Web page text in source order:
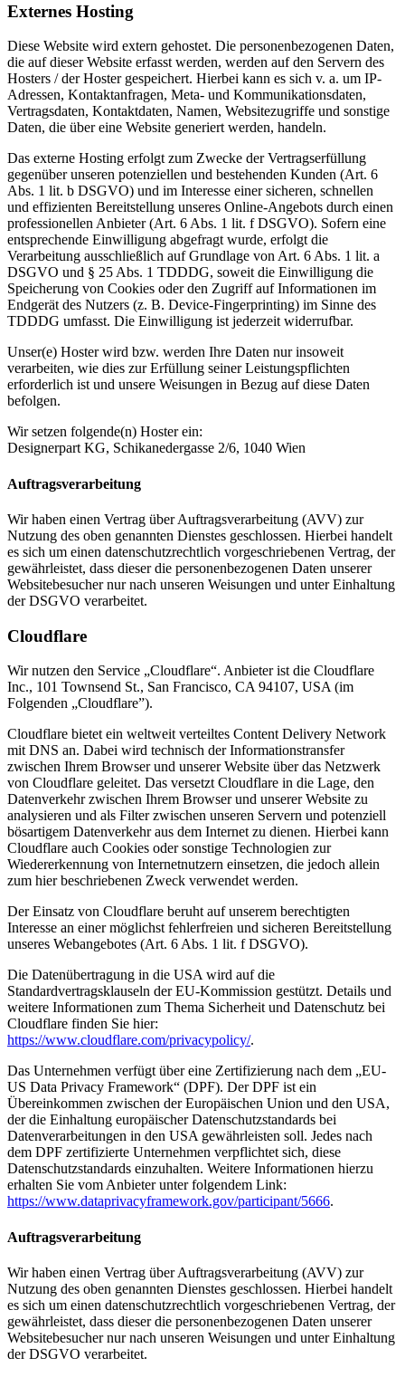
Externes Hosting
Diese Website wird extern gehostet. Die personenbezogenen Daten,
die auf dieser Website erfasst werden, werden auf den Servern des
Hosters / der Hoster gespeichert. Hierbei kann es sich v. a. um IP-
Adressen, Kontaktanfragen, Meta- und Kommunikationsdaten,
Vertragsdaten, Kontaktdaten, Namen, Websitezugriffe und sonstige
Daten, die über eine Website generiert werden, handeln.
Das externe Hosting erfolgt zum Zwecke der Vertragserfüllung
gegenüber unseren potenziellen und bestehenden Kunden (Art. 6
Abs. 1 lit. b DSGVO) und im Interesse einer sicheren, schnellen
und effizienten Bereitstellung unseres Online-Angebots durch einen
professionellen Anbieter (Art. 6 Abs. 1 lit. f DSGVO). Sofern eine
entsprechende Einwilligung abgefragt wurde, erfolgt die
Verarbeitung ausschließlich auf Grundlage von Art. 6 Abs. 1 lit. a
DSGVO und § 25 Abs. 1 TDDDG, soweit die Einwilligung die
Speicherung von Cookies oder den Zugriff auf Informationen im
Endgerät des Nutzers (z. B. Device-Fingerprinting) im Sinne des
TDDDG umfasst. Die Einwilligung ist jederzeit widerrufbar.
Unser(e) Hoster wird bzw. werden Ihre Daten nur insoweit
verarbeiten, wie dies zur Erfüllung seiner Leistungspflichten
erforderlich ist und unsere Weisungen in Bezug auf diese Daten
befolgen.
Wir setzen folgende(n) Hoster ein:
Designerpart KG, Schikanedergasse 2/6, 1040 Wien
Auftragsverarbeitung
Wir haben einen Vertrag über Auftragsverarbeitung (AVV) zur
Nutzung des oben genannten Dienstes geschlossen. Hierbei handelt
es sich um einen datenschutzrechtlich vorgeschriebenen Vertrag, der
gewährleistet, dass dieser die personenbezogenen Daten unserer
Websitebesucher nur nach unseren Weisungen und unter Einhaltung
der DSGVO verarbeitet.
Cloudflare
Wir nutzen den Service „Cloudflare“. Anbieter ist die Cloudflare
Inc., 101 Townsend St., San Francisco, CA 94107, USA (im
Folgenden „Cloudflare”).
Cloudflare bietet ein weltweit verteiltes Content Delivery Network
mit DNS an. Dabei wird technisch der Informationstransfer
zwischen Ihrem Browser und unserer Website über das Netzwerk
von Cloudflare geleitet. Das versetzt Cloudflare in die Lage, den
Datenverkehr zwischen Ihrem Browser und unserer Website zu
analysieren und als Filter zwischen unseren Servern und potenziell
bösartigem Datenverkehr aus dem Internet zu dienen. Hierbei kann
Cloudflare auch Cookies oder sonstige Technologien zur
Wiedererkennung von Internetnutzern einsetzen, die jedoch allein
zum hier beschriebenen Zweck verwendet werden.
Der Einsatz von Cloudflare beruht auf unserem berechtigten
Interesse an einer möglichst fehlerfreien und sicheren Bereitstellung
unseres Webangebotes (Art. 6 Abs. 1 lit. f DSGVO).
Die Datenübertragung in die USA wird auf die
Standardvertragsklauseln der EU-Kommission gestützt. Details und
weitere Informationen zum Thema Sicherheit und Datenschutz bei
Cloudflare finden Sie hier:
https://www.cloudflare.com/privacypolicy/.
Das Unternehmen verfügt über eine Zertifizierung nach dem „EU-
US Data Privacy Framework“ (DPF). Der DPF ist ein
Übereinkommen zwischen der Europäischen Union und den USA,
der die Einhaltung europäischer Datenschutzstandards bei
Datenverarbeitungen in den USA gewährleisten soll. Jedes nach
dem DPF zertifizierte Unternehmen verpflichtet sich, diese
Datenschutzstandards einzuhalten. Weitere Informationen hierzu
erhalten Sie vom Anbieter unter folgendem Link:
https://www.dataprivacyframework.gov/participant/5666.
Auftragsverarbeitung
Wir haben einen Vertrag über Auftragsverarbeitung (AVV) zur
Nutzung des oben genannten Dienstes geschlossen. Hierbei handelt
es sich um einen datenschutzrechtlich vorgeschriebenen Vertrag, der
gewährleistet, dass dieser die personenbezogenen Daten unserer
Websitebesucher nur nach unseren Weisungen und unter Einhaltung
der DSGVO verarbeitet.